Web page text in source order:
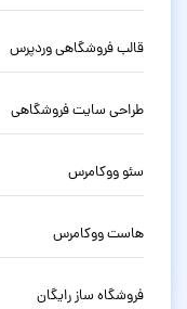
قالب فروشگاهی وردپرس
طراحی سایت فروشگاهی
سئو ووکامرس
هاست ووکامرس
فروشگاه ساز رایگان